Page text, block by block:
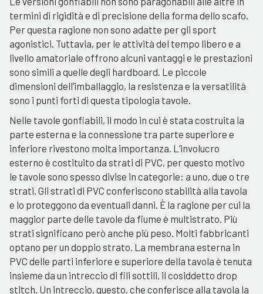
termini di rigidità e di precisione della forma dello scafo.
Per questa ragione non sono adatte per gli sport
agonistici. Tuttavia, per le attività del tempo libero e a
livello amatoriale offrono alcuni vantaggi e le prestazioni
sono simili a quelle degli hardboard. Le piccole
dimensioni dell’imballaggio, la resistenza e la versatilità
sono i punti forti di questa tipologia tavole.
Nelle tavole gonfiabili, il modo in cui è stata costruita la
parte esterna e la connessione tra parte superiore e
inferiore rivestono molta importanza. L’involucro
esterno è costituito da strati di PVC, per questo motivo
le tavole sono spesso divise in categorie: a uno, due o tre
strati. Gli strati di PVC conferiscono stabilità alla tavola
e lo proteggono da eventuali danni. È la ragione per cui la
maggior parte delle tavole da fiume è multistrato. Più
strati significano però anche più peso. Molti fabbricanti
optano per un doppio strato. La membrana esterna in
PVC delle parti inferiore e superiore della tavola è tenuta
insieme da un intreccio di fili sottili, il cosiddetto drop
stitch. Un intreccio, questo, che conferisce alla tavola la